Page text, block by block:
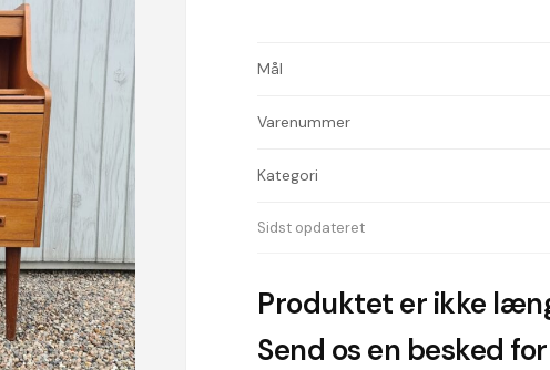
Mål
Varenummer
Kategori
Sidst opdateret
Produktet er ikke
Send os en besked